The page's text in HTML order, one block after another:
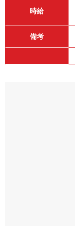
時給
備考